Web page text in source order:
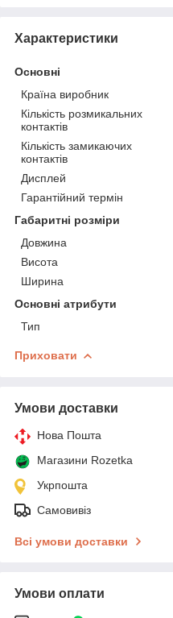
Характеристики
Основні
Країна виробник
Кількість розмикальних
контактів
Кількість замикаючих
контактів
Дисплей
Гарантійний термін
Габаритні розміри
Довжина
Висота
Ширина
Основні атрибути
Тип
Приховати
Умови доставки
Нова Пошта
Магазини Rozetka
Укрпошта
Самовивіз
Всі умови доставки
Умови оплати